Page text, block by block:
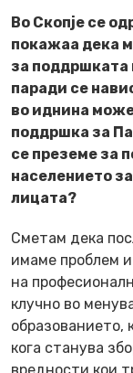
Во Скопје се
покажаа дека
за поддршката
паради се
во иднина
поддршка за
се преземе за
населението
лицата?
Сметам дека
имаме проблем
на
клучно во
образованието,
кога станува